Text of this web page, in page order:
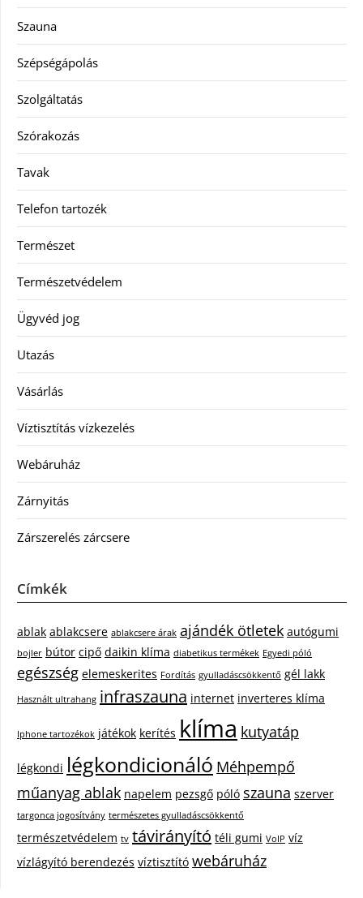
Szauna
Szépségápolás
Szolgáltatás
Szórakozás
Tavak
Telefon tartozék
Természet
Természetvédelem
Ügyvéd jog
Utazás
Vásárlás
Víztisztítás vízkezelés
Webáruház
Zárnyitás
Zárszerelés zárcsere
Címkék
ablak ablakcsere ablakcsere árak ajándék ötletek autógumi
bojler bútor cipő daikin klíma diabetikus termékek Egyedi póló
egészség elemeskerites Fordítás gyulladáscsökkentő gél lakk
Használt ultrahang infraszauna internet inverteres klíma
Iphone tartozékok játékok kerítés klíma kutyatáp
légkondi légkondicionáló Méhpempő
műanyag ablak napelem pezsgő póló szauna szerver
targonca jogosítvány természetes gyulladáscsökkentő
természetvédelem tv távirányító téli gumi VoIP víz
vízlágyító berendezés víztisztító webáruház